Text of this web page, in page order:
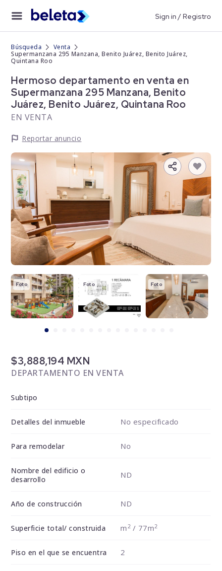
Sign in / Registro
Búsqueda
Venta
Supermanzana 295 Manzana, Benito Juárez, Benito Juárez,
Quintana Roo
Hermoso departamento en venta en
Supermanzana 295 Manzana, Benito
Juárez, Benito Juárez, Quintana Roo
EN VENTA
Reportar anuncio
Foto Foto Foto
$3,888,194 MXN
DEPARTAMENTO EN VENTA
Subtipo
Detalles del inmueble No especificado
Para remodelar No
Nombre del edificio o
desarrollo
ND
Año de construcción ND
Superficie total/ construida m 2/ 77m2
Piso en el que se encuentra 2